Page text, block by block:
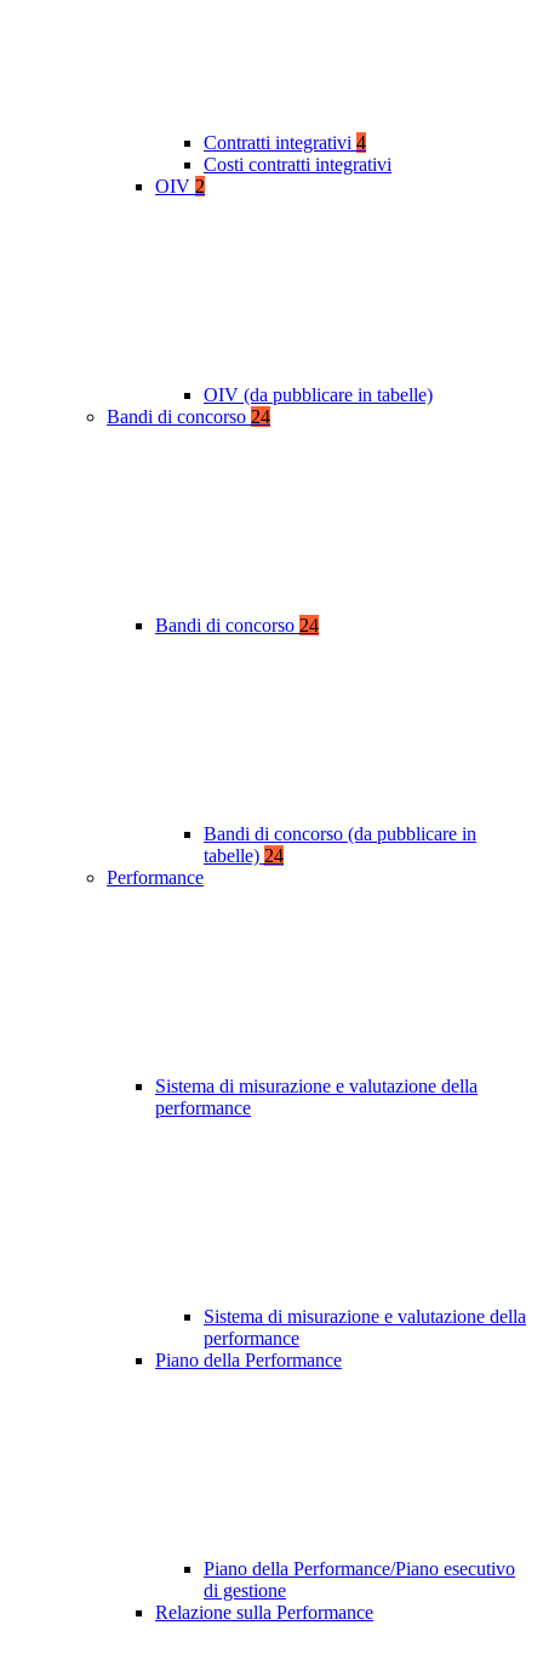
Contratti integrativi 4
Costi contratti integrativi
OIV 2
OIV (da pubblicare in tabelle)
Bandi di concorso 24
Bandi di concorso 24
Bandi di concorso (da pubblicare in
tabelle) 24
Performance
Sistema di misurazione e valutazione della
performance
Sistema di misurazione e valutazione della
performance
Piano della Performance
Piano della Performance/Piano esecutivo
di gestione
Relazione sulla Performance